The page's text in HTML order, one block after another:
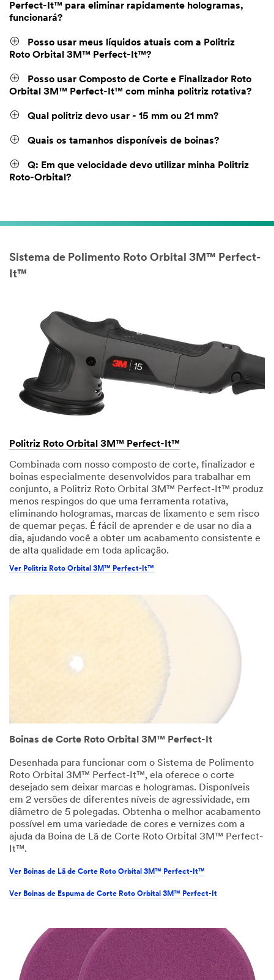
Perfect-It™ para eliminar rapidamente hologramas,
funcionará?
Posso usar meus líquidos atuais com a Politriz
Roto Orbital 3M™ Perfect-It™?
Posso usar Composto de Corte e Finalizador Roto
Orbital 3M™ Perfect-It™ com minha politriz rotativa?
Qual politriz devo usar - 15 mm ou 21 mm?
Quais os tamanhos disponíveis de boinas?
Q: Em que velocidade devo utilizar minha Politriz
Roto-Orbital?
Sistema de Polimento Roto Orbital 3M™ Perfect-
It™
Politriz Roto Orbital 3M™ Perfect-It™
Combinada com nosso composto de corte, finalizador e
boinas especialmente desenvolvidos para trabalhar em
conjunto, a Politriz Roto Orbital 3M™ Perfect-It™ produz
menos respingos do que uma ferramenta rotativa,
eliminando hologramas, marcas de lixamento e sem risco
de quemar peças. É fácil de aprender e de usar no dia a
dia, ajudando você a obter um acabamento consistente e
de alta qualidade em toda aplicação.
Ver Politriz Roto Orbital 3M™ Perfect-It™
Boinas de Corte Roto Orbital 3M™ Perfect-It
Desenhada para funcionar com o Sistema de Polimento
Roto Orbital 3M™ Perfect-It™, ela oferece o corte
desejado sem deixar marcas e hologramas. Disponíveis
em 2 versões de diferentes níveis de agressividade, em
diâmetro de 5 polegadas. Obtenha o melhor acabamento
possível em uma variedade de cores e vernizes com a
ajuda da Boina de Lã de Corte Roto Orbital 3M™ Perfect-
It™.
Ver Boinas de Lã de Corte Roto Orbital 3M™ Perfect-It™
Ver Boinas de Espuma de Corte Roto Orbital 3M™ Perfect-It